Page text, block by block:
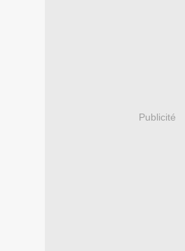
Publicité